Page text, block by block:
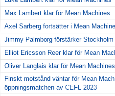
Max Lambert klar för Mean Machines
Axel Sarberg fortsätter i Mean
Jimmy Palmborg förstärker
Elliot Ericsson Reer klar för Mean
Oliver Langlais klar för Mean Machines
Finskt motstånd väntar för Mean
öppningsmatchen av CEFL 2023